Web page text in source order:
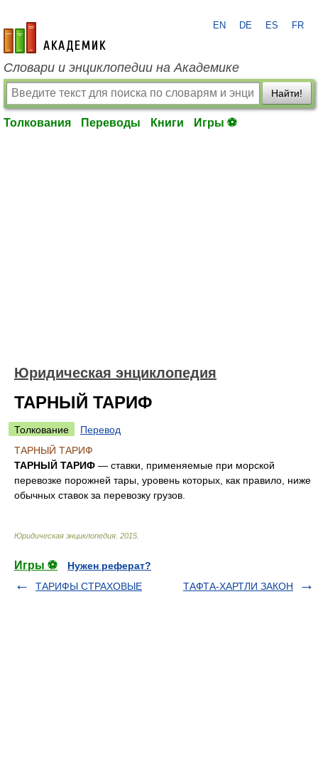
academic.ru
EN DE ES FR
Словари и энциклопедии на Академике
Найти!
Толкования Переводы Книги Игры ⚽
Юридическая энциклопедия
ТАРНЫЙ ТАРИФ
Толкование
Перевод
ТАРНЫЙ ТАРИФ
ТАРНЫЙ ТАРИФ — ставки, применяемые при морской
перевозке порожней тары, уровень которых, как правило, ниже
обычных ставок за перевозку грузов.
Юридическая энциклопедия 2015
Игры ⚽
Нужен реферат?
ТАРИФЫ СТРАХОВЫЕ
ТАФТА-ХАРТЛИ ЗАКОН